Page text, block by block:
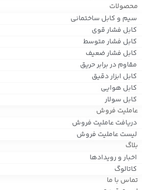
محصولات
سیم و کابل ساختمانی
کابل فشار قوی
کابل فشار متوسط
کابل فشار ضعیف
مقاوم در برابر حریق
کابل ابزار دقیق
کابل هوایی
کابل سولار
عاملیت فروش
دریافت عاملیت فروش
لیست عاملیت فروش
بلاگ
اخبار و رویدادها
کاتالوگ
تماس با ما